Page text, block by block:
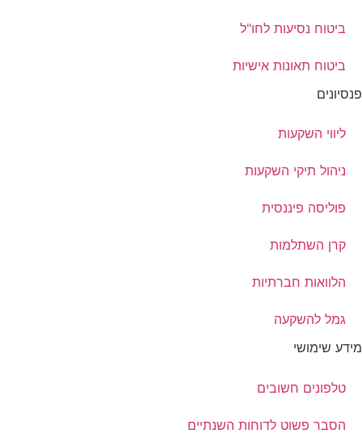
ביטוח נסיעות לחו"ל
ביטוח תאונות אישיות
פנסיונים
ליווי השקעות
ניהול תיקי השקעות
פוליסה פיננסית
קרן השתלמות
הלוואות חברתיות
גמל להשקעה
מידע שימושי
טלפונים חשובים
הסבר פשוט לדוחות השנתיים